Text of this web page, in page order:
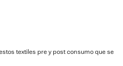
textiles pre y post consumo que se